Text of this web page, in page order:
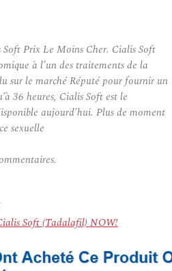
Prix Le Moins Cher. Cialis Soft
à l’un des traitements de la
sur le marché Réputé pour fournir un
36 heures, Cialis Soft est le
aujourd’hui. Plus de moment
sexuelle
Soft (Tadalafil) NOW!